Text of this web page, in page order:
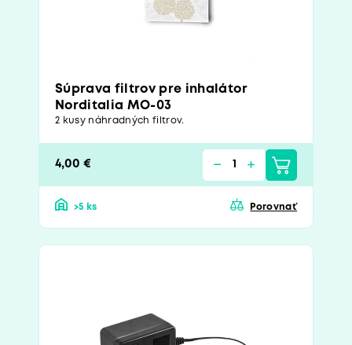
Súprava filtrov pre inhalátor
Norditalia MO-03
2 kusy náhradných filtrov.
4,00 €
>5 ks Porovnať